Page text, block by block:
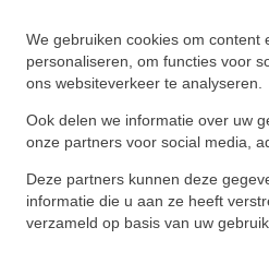
We gebruiken cookies om content
personaliseren, om functies voor
ons websiteverkeer te analyseren.
Ook delen we informatie over uw
onze partners voor social media,
Deze partners kunnen deze
informatie die u aan ze heeft
verzameld op basis van uw
Zeskanttapbout
933 M8x18mm
★★★
★★★